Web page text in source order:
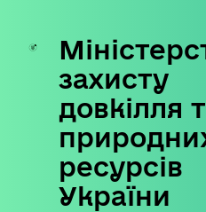
Skip
contentзахисту
довкілля
ресурсів
України